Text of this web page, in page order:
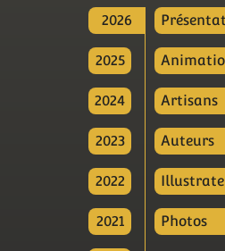
2026
2025
2024
2023
2022
2021
Artisans
Auteurs
Photos